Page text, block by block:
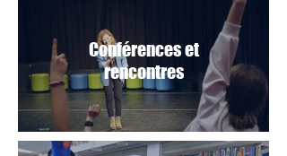
Conférences et
rencontres